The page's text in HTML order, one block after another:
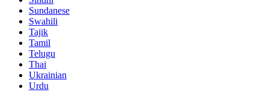
Sundanese
Swahili
Tajik
Tamil
Telugu
Thai
Ukrainian
Urdu